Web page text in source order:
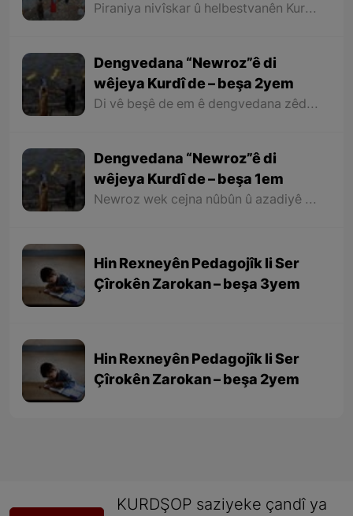
Piraniya nivîskar û helbestvanên Kurd di helbest û deqên xwe de behsa Newrozê kirine ku ji ber nebûna derfetê em ê tenê îşareyê bi çend mînak ji helbestên wan bikin. Di dawiyê de ez dixwazim bibêjim ku helbestvanên wek “Muxlîs, Ewnî, Hejar, Zarî, Elî Heseniyanî, Jîla Huseynî, Mihemed Salih Dîlan, Esîrî, Nasir Axabira, Celal Melekşa, Şêrko Bêkes û Ebdulah Paşêw” û hwd, di çend helbestên xwe de behsa Newrozê kirine û bal kişandine ser Kurdistanîbûna Newrozê.
Dengvedana “Newroz”ê di
wêjeya Kurdî de – beşa 2yem
Di vê beşê de em ê dengvedana zêdetir a Newrozê di helbest û deqên Kurdî de rabixine ber çavan. Herwisa pêwîst e em îşare bi wê yekê jî bikin ku tevî wê ku em di vê gotarê de dengvedana “Newroz”ê di edebiyata Kurdî de dibînin, em ê hin nivîskar û helbestvanên xwe binêrin ku mixabin navê hin ji wan hatiye jibîrkirin.
Dengvedana “Newroz”ê di
wêjeya Kurdî de – beşa 1em
Newroz wek cejna nûbûn û azadiyê di wêjeya Kurdî de û li cem helbestvan û nivîskarên Kurd, hertim girîngiya xwe hebûye. Helbestvan û nivîskarên Kurd di helbest û nivîsên xwe de Newroz wek bedewiyek, dergeheke azadiyê û sembola rizgariya netewî bi kar anîne. Ev mijare jî vedigere bo girêdana înkarkirî ya Kurd û Kurdistanê bi Newrozê re.
Hin Rexneyên Pedagojîk li Ser
Çîrokên Zarokan – beşa 3yem
Hin Rexneyên Pedagojîk li Ser
Çîrokên Zarokan – beşa 2yem
KURDŞOP saziyeke çandî ya